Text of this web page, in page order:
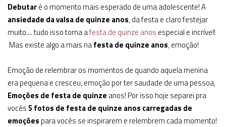
Debutaré o momento mais esperado de uma adolescente! A
ansiedade da valsa de quinze anos, da festa e claro festejar
muito.... tudo isso torna afesta de quinze anos especial e incrível!
Mas existe algo a mais nafesta de quinze anos, emoção!
Emoção de relembrar os momentos de quando aquela menina
era pequena e cresceu, emoção por ter saudade de uma pessoa,
Emoções de festa de quinze anos! Por isso hoje separei pra
vocês5 fotos de festa de quinze anos carregadas de
emoções para vocês se inspirarem e relembrem cada momento!